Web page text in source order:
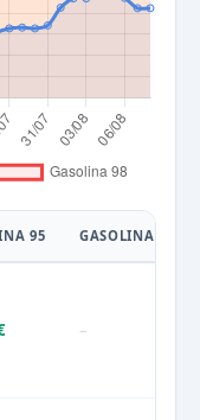
95 GASOLINA 98
–